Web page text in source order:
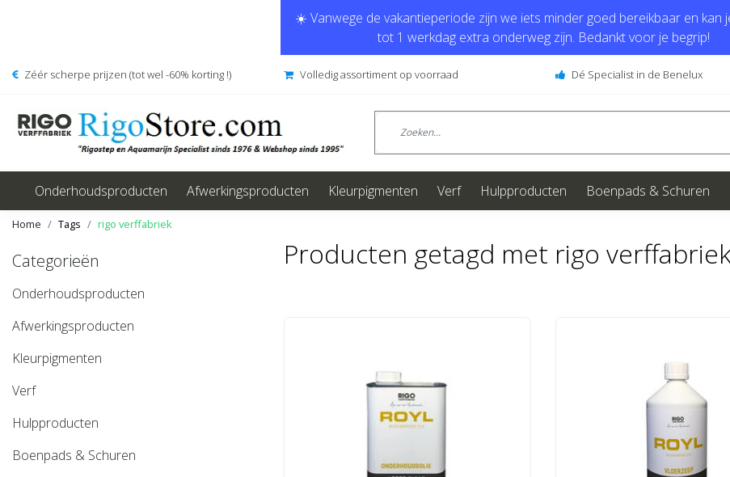
☀️ Vanwege de vakantieperiode zijn we iets minder goed bereikbaar en kan
tot 1 werkdag extra onderweg zijn. Bedankt voor je begrip!
Zéér scherpe prijzen (tot wel -60% korting !) Volledig assortiment op voorraad Dé Specialist in de Benelux
Onderhoudsproducten Afwerkingsproducten Kleurpigmenten Verf Hulpproducten Boenpads & Schuren
Home Tags rigo verffabriek
Categorieën
Onderhoudsproducten
Afwerkingsproducten
Kleurpigmenten
Verf
Hulpproducten
Boenpads & Schuren
Producten getagd met rigo